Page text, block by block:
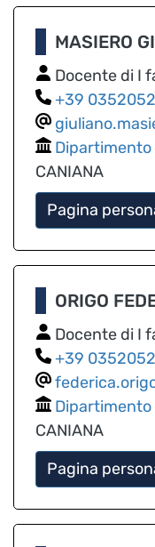
MASIERO
Docente di I
Dipartimento
CANIANA
Pagina
ORIGO
Docente di I
Dipartimento
CANIANA
Pagina